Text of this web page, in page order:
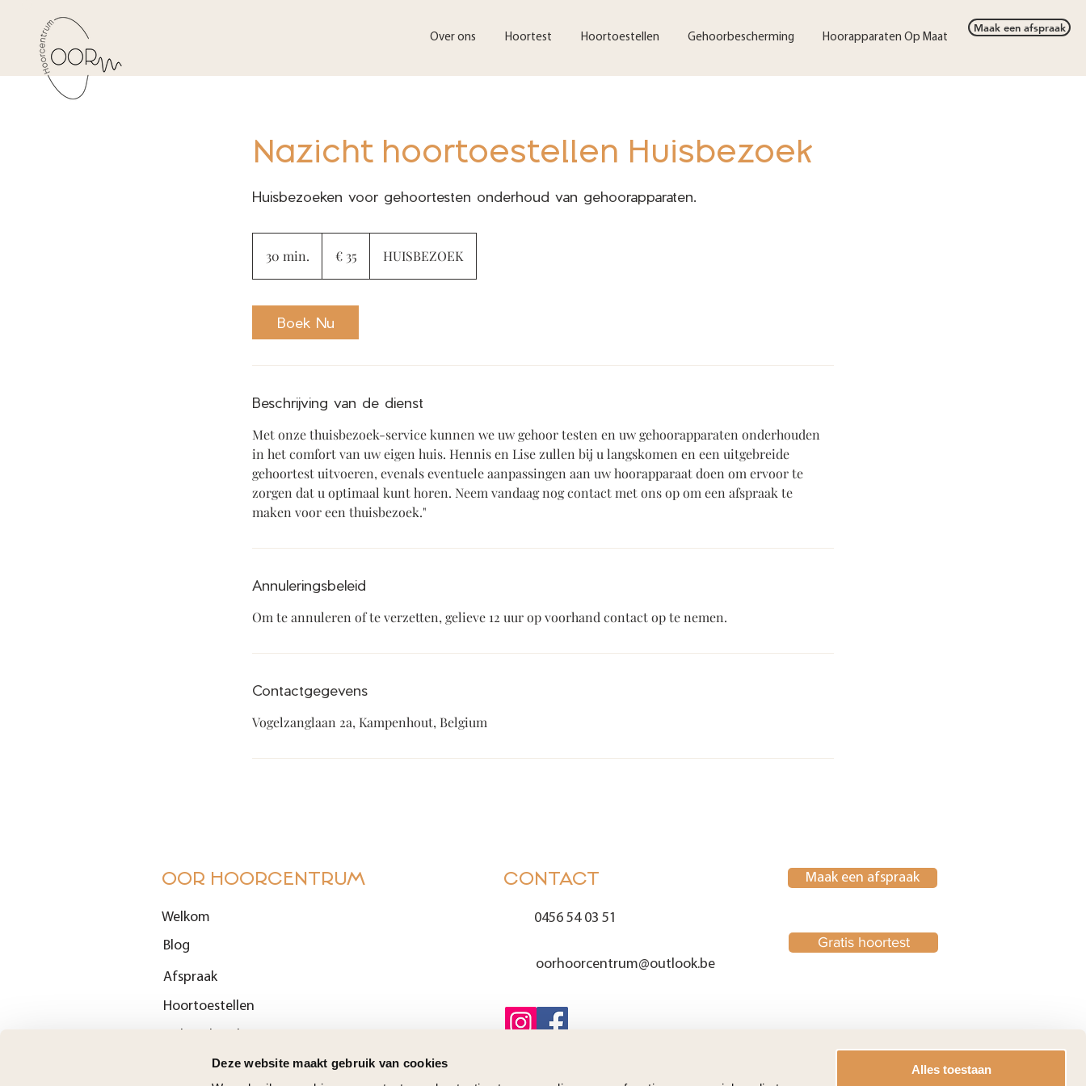
Deze website maakt gebruik van cookies
Alles toestaan
Over ons Hoortest Hoortoestellen Gehoorbescherming Hoorapparaten Op Maat
Maak een afspraak
Nazicht hoortoestellen Huisbezoek
Huisbezoeken voor gehoortesten onderhoud van gehoorapparaten.
30 min.
0
n
€ 35 HUISBEZOEK
Boek Nu
Beschrijving van de dienst
Met onze thuisbezoek-service kunnen we uw gehoor testen en uw gehoorapparaten onderhouden
in het comfort van uw eigen huis. Hennis en Lise zullen bij u langskomen en een uitgebreide
gehoortest uitvoeren, evenals eventuele aanpassingen aan uw hoorapparaat doen om ervoor te
zorgen dat u optimaal kunt horen. Neem vandaag nog contact met ons op om een afspraak te
Annuleringsbeleid
Om te annuleren of te verzetten, gelieve 12 uur op voorhand contact op te nemen.
Contactgegevens
Vogelzanglaan 2a, Kampenhout, Belgium
OOR HOORCENTRUM
Welkom
Blog
Afspraak
Hoortoestellen
CONTACT
0456 54 03 51
oorhoorcentrum@outlook.be
Maak een afspraak
Gratis hoortest
Gebruiksvoorwaarden